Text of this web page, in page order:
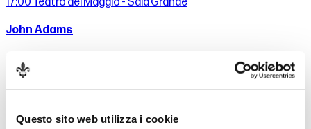
Questo sito web utilizza i cookie
John Adams
The Death of Klinghoffer
Maestro concertatore e direttore